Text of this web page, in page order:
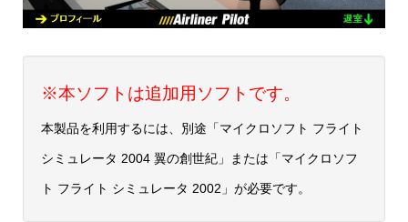
※本ソフトは追加用ソフトです。
本製品を利用するには、別途「マイクロソフト フライト
シミュレータ 2004 翼の創世紀」または「マイクロソフ
ト フライト シミュレータ 2002」が必要です。